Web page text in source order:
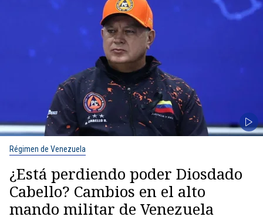
Régimen de Venezuela
¿Está perdiendo poder Diosdado
Cabello? Cambios en el alto
mando militar de Venezuela